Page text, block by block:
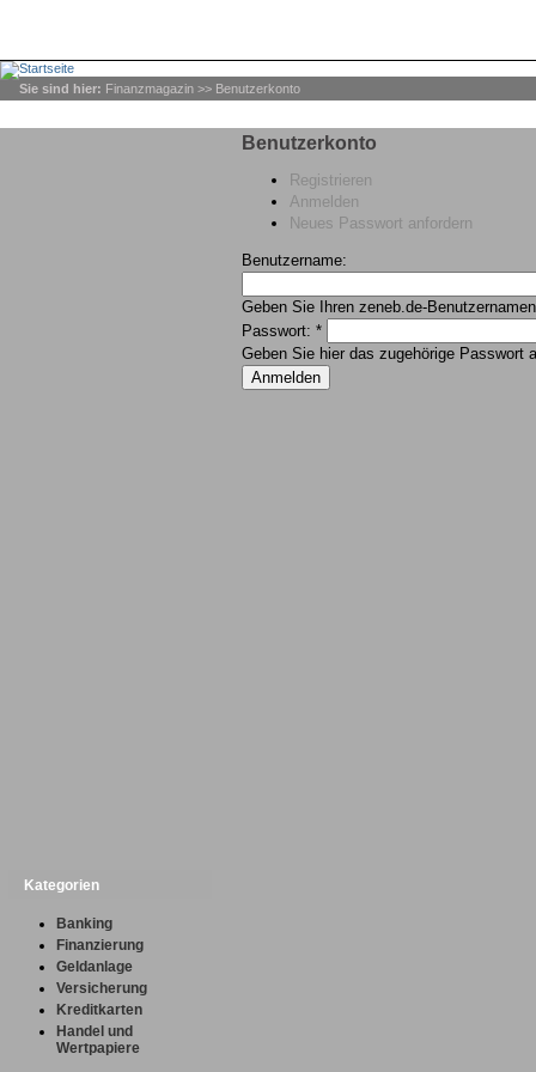
Sie sind hier: Finanzmagazin >> Benutzerkonto
Kategorien
Banking
Finanzierung
Geldanlage
Versicherung
Kreditkarten
Handel und
Wertpapiere
Benutzerkonto
Registrieren
Anmelden
Neues Passwort anfordern
Geben Sie Ihren zeneb.de-
Passwort: *
Geben Sie hier das zugehörige Passwort